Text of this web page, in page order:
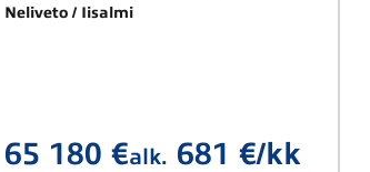
Neliveto
Iisalmi
65 180 €alk. 681 €/kk